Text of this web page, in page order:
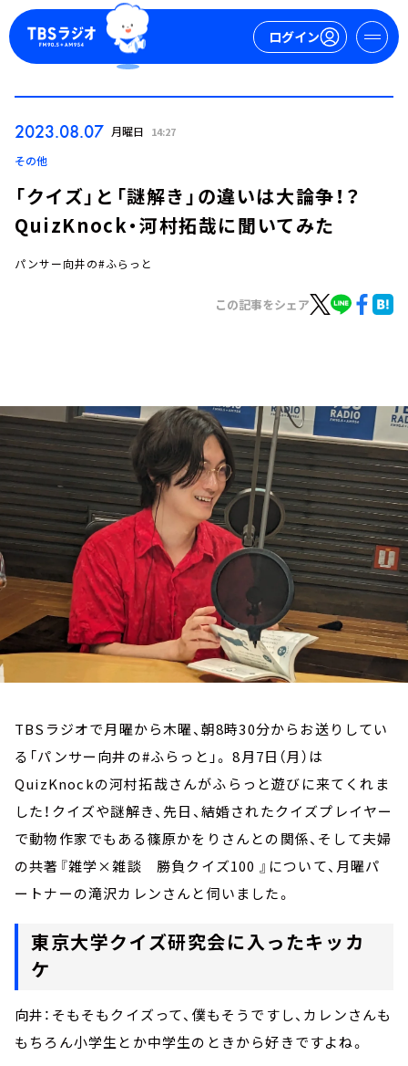
ログイン
お知らせ
イベント・グッズ
YouTube
会社情報
2023.08.07 月曜日 14:27
その他
「クイズ」と「謎解き」の違いは大論争！？
QuizKnock・河村拓哉に聞いてみた
パンサー向井の#ふらっと
この記事をシェア
TBSラジオで月曜から木曜、朝8時30分からお送りしてい
る「パンサー向井の#ふらっと」。 8月7日（月）は
QuizKnockの河村拓哉さんがふらっと遊びに来てくれま
した！クイズや謎解き、先日、結婚されたクイズプレイヤー
で動物作家でもある篠原かをりさんとの関係、そして夫婦
の共著『雑学×雑談 勝負クイズ100 』について、月曜パ
ートナーの滝沢カレンさんと伺いました。
東京大学クイズ研究会に入ったキッカ
ケ
向井：そもそもクイズって、僕もそうですし、カレンさんも
もちろん小学生とか中学生のときから好きですよね。